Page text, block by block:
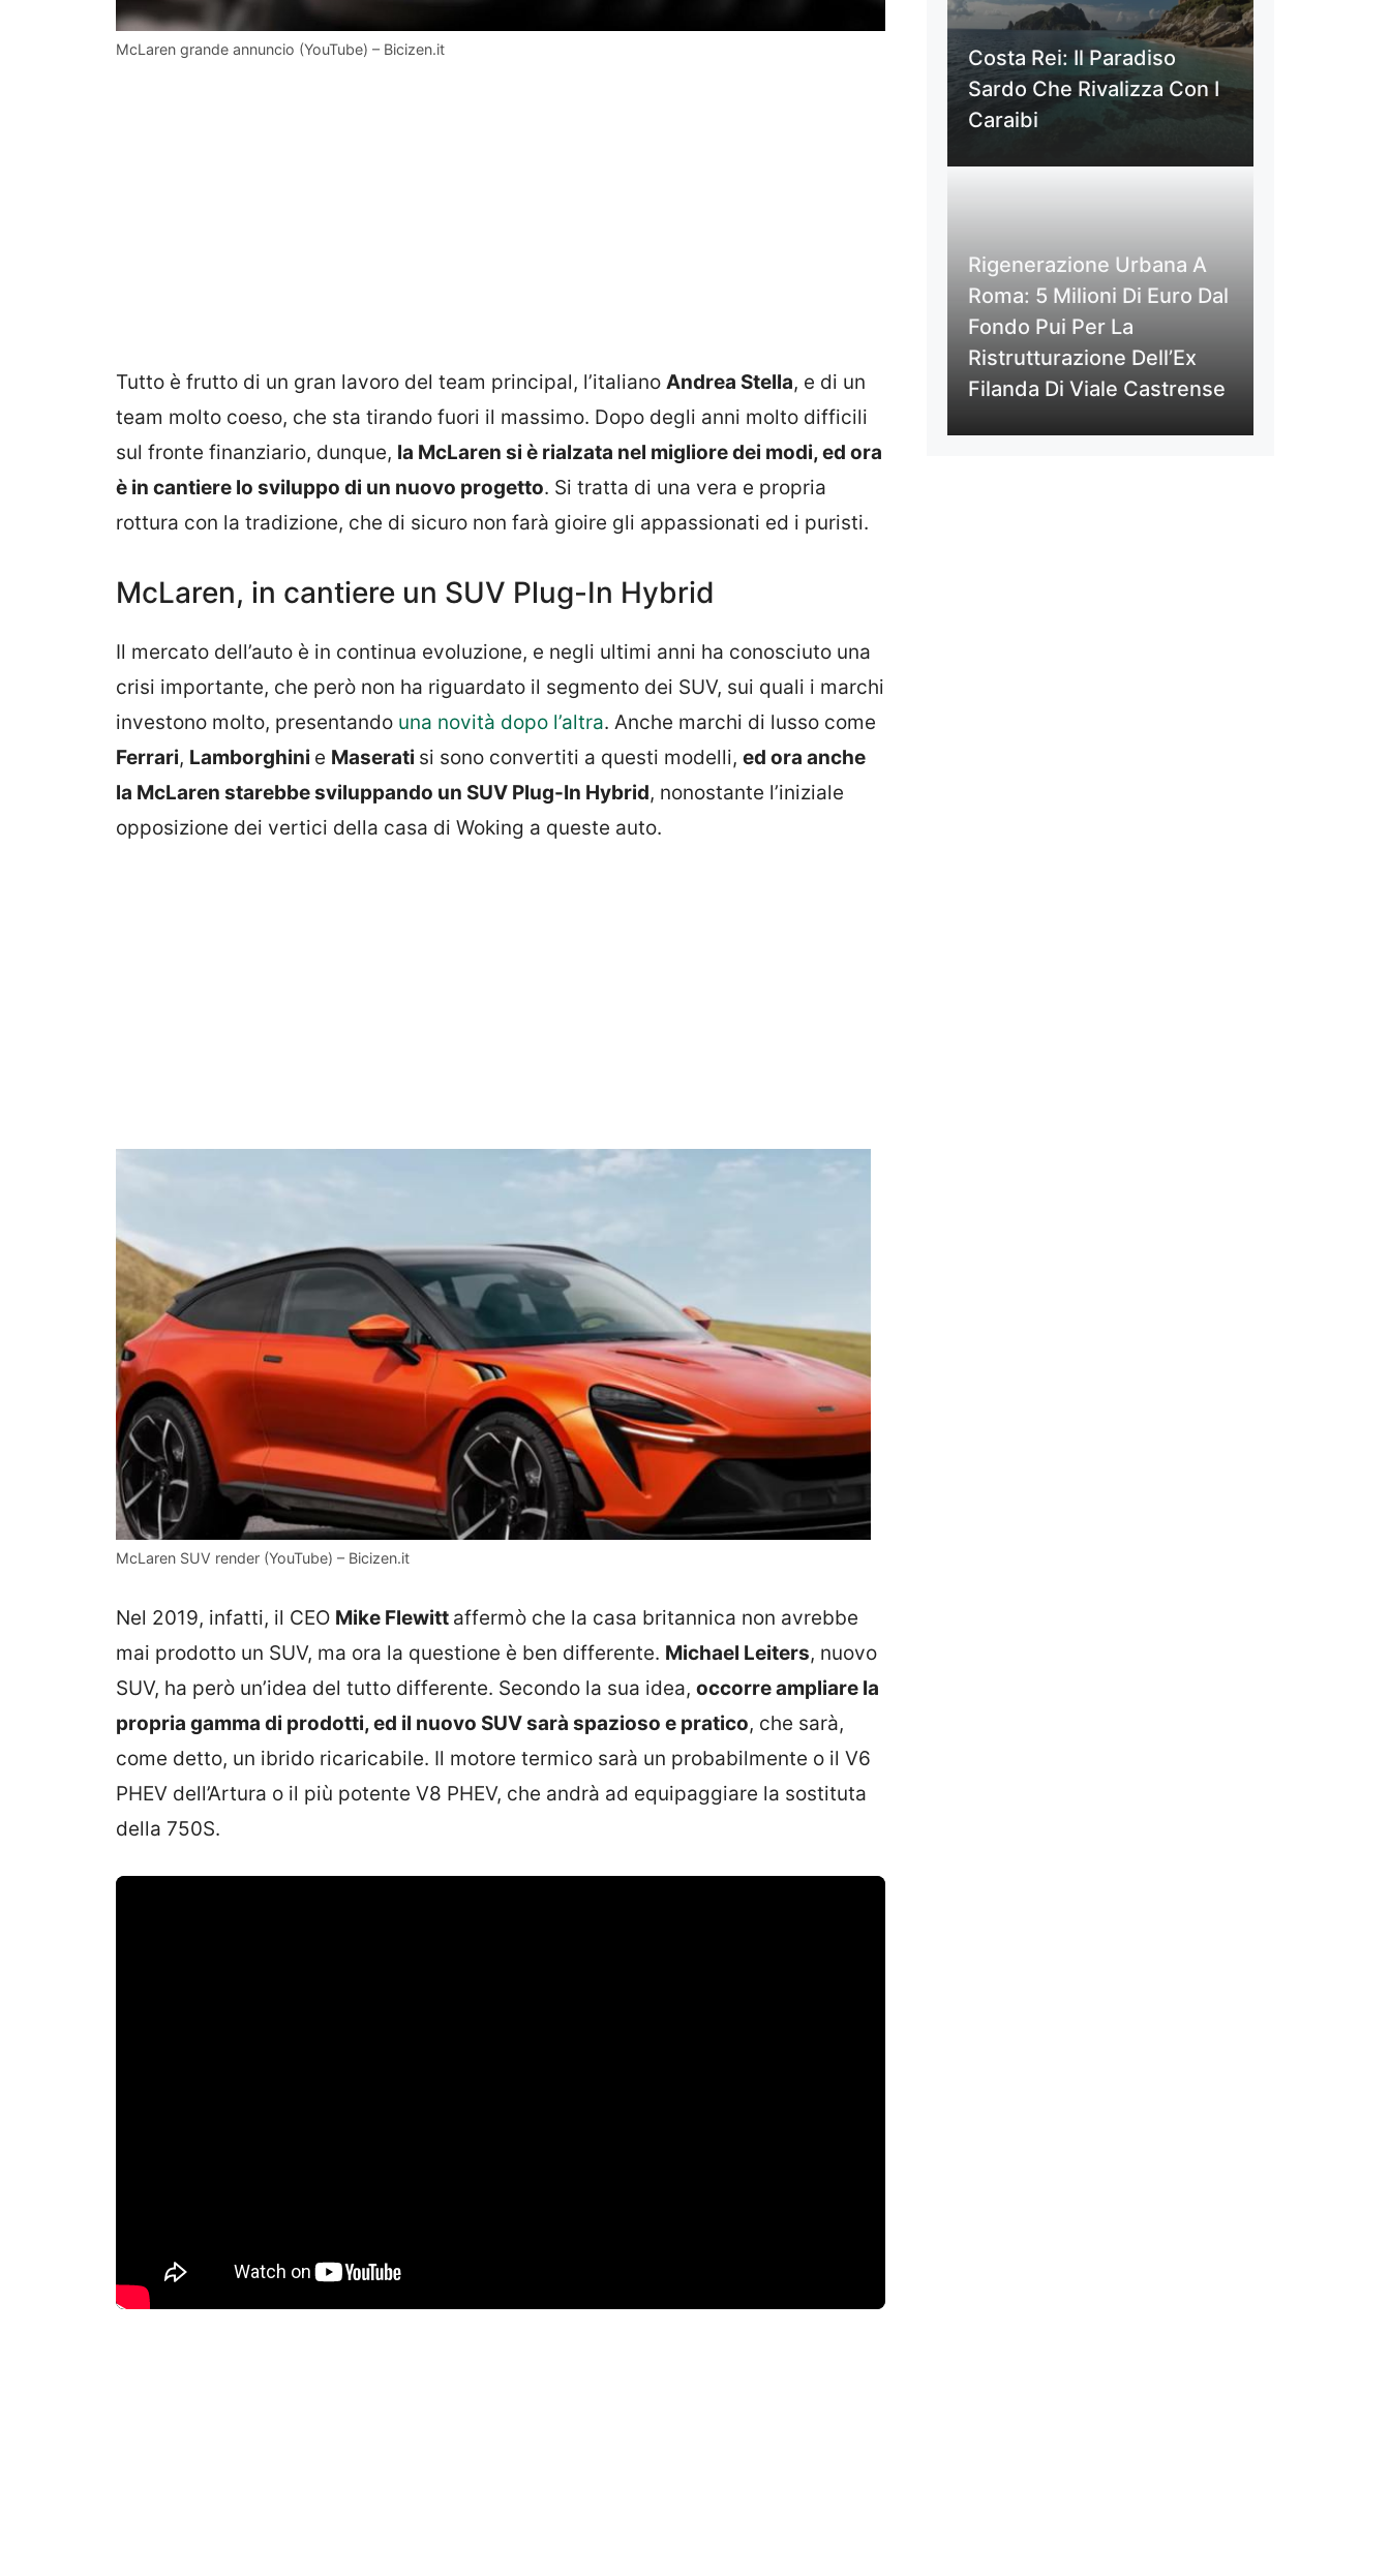
McLaren grande annuncio (YouTube) – Bicizen.it
Tutto è frutto di un gran lavoro del team principal, l’italiano Andrea Stella, e di un
team molto coeso, che sta tirando fuori il massimo. Dopo degli anni molto difficili
sul fronte finanziario, dunque, la McLaren si è rialzata nel migliore dei modi, ed ora
è in cantiere lo sviluppo di un nuovo progetto. Si tratta di una vera e propria
rottura con la tradizione, che di sicuro non farà gioire gli appassionati ed i puristi.
McLaren, in cantiere un SUV Plug-In Hybrid
Il mercato dell’auto è in continua evoluzione, e negli ultimi anni ha conosciuto una
crisi importante, che però non ha riguardato il segmento dei SUV, sui quali i marchi
investono molto, presentando una novità dopo l’altra. Anche marchi di lusso come
Ferrari, Lamborghini e Maserati si sono convertiti a questi modelli, ed ora anche
la McLaren starebbe sviluppando un SUV Plug-In Hybrid, nonostante l’iniziale
opposizione dei vertici della casa di Woking a queste auto.
McLaren SUV render (YouTube) – Bicizen.it
Nel 2019, infatti, il CEO Mike Flewitt affermò che la casa britannica non avrebbe
mai prodotto un SUV, ma ora la questione è ben differente. Michael Leiters, nuovo
SUV, ha però un’idea del tutto differente. Secondo la sua idea, occorre ampliare la
propria gamma di prodotti, ed il nuovo SUV sarà spazioso e pratico, che sarà,
come detto, un ibrido ricaricabile. Il motore termico sarà un probabilmente o il V6
PHEV dell’Artura o il più potente V8 PHEV, che andrà ad equipaggiare la sostituta
della 750S.
Costa Rei: Il Paradiso
Sardo Che Rivalizza Con I
Caraibi
Rigenerazione Urbana A
Roma: 5 Milioni Di Euro Dal
Fondo Pui Per La
Ristrutturazione Dell’Ex
Filanda Di Viale Castrense